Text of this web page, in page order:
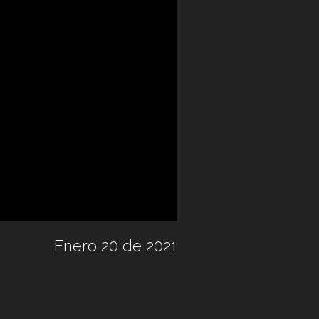
Enero 20 de 2021